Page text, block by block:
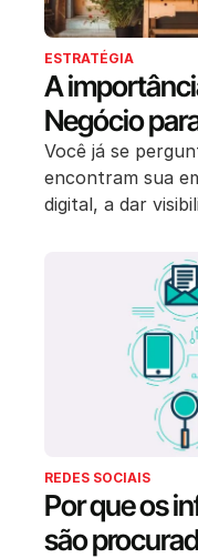
ESTRATÉGIA
A
Negócio
Você já se
encontram sua
digital, a dar
REDES SOCIAIS
Por que os
são